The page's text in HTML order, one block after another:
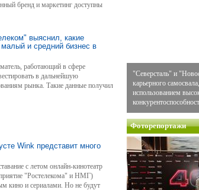
бренд и маркетинг доступны
этого они упускают реальные
выяснил, какие
и средний бизнес в
работающий в сфере
в дальнейшую
рынка. Такие данные получил
и среднего предпринимательства
Wink представит много
с летом онлайн-кинотеатр
"Ростелекома" и НМГ)
кино и сериалами. Но не будут
"Северсталь" и
карьерного
использованием
Фоторепортажи